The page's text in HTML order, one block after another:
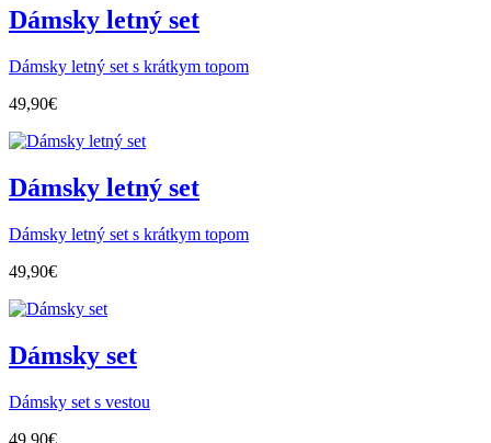
Dámsky letný set
Dámsky letný set s krátkym topom
49,90€
Dámsky letný set
Dámsky letný set s krátkym topom
49,90€
Dámsky set
Dámsky set s vestou
49,90€